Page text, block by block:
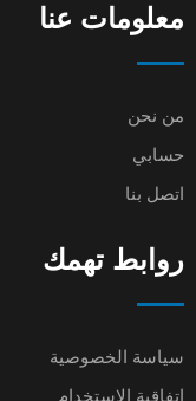
معلومات عنا
من نحن
حسابي
اتصل بنا
روابط تهمك
سياسة الخصوصية
اتفاقية الاستخدام